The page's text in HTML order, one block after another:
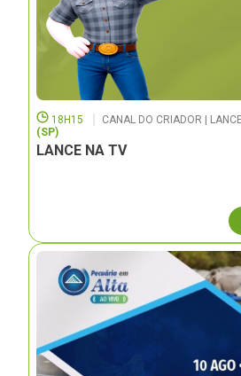
18H15 CANAL DO CRIADOR |
(SP)
LANCE NA TV